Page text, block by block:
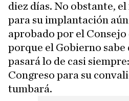
diez días. No obstante,
para su implantación
aprobado por el
porque el Gobierno sabe
pasará lo de casi
Congreso para su
tumbará.